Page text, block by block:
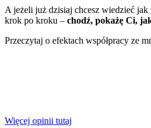
A jeżeli już dzisiaj chcesz wiedzieć jak
krok po kroku – chodź, pokażę Ci,
Przeczytaj o efektach współpracy ze
Więcej opinii tutaj